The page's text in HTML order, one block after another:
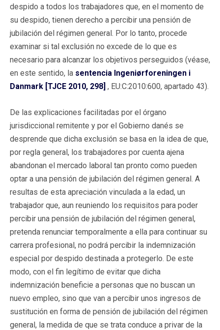
despido a todos los trabajadores que, en el momento de
su despido, tienen derecho a percibir una pensión de
jubilación del régimen general. Por lo tanto, procede
examinar si tal exclusión no excede de lo que es
necesario para alcanzar los objetivos perseguidos (véase,
en este sentido, la sentencia Ingeniørforeningen i
Danmark [TJCE 2010, 298] , EU:C:2010:600, apartado 43).
De las explicaciones facilitadas por el órgano
jurisdiccional remitente y por el Gobierno danés se
desprende que dicha exclusión se basa en la idea de que,
por regla general, los trabajadores por cuenta ajena
abandonan el mercado laboral tan pronto como pueden
optar a una pensión de jubilación del régimen general. A
resultas de esta apreciación vinculada a la edad, un
trabajador que, aun reuniendo los requisitos para poder
percibir una pensión de jubilación del régimen general,
pretenda renunciar temporalmente a ella para continuar su
carrera profesional, no podrá percibir la indemnización
especial por despido destinada a protegerlo. De este
modo, con el fin legítimo de evitar que dicha
indemnización beneficie a personas que no buscan un
nuevo empleo, sino que van a percibir unos ingresos de
sustitución en forma de pensión de jubilación del régimen
general, la medida de que se trata conduce a privar de la